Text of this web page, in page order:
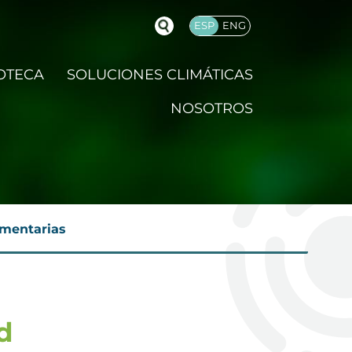
ESP ENG
SOLUCIONES CLIMÁTICAS
NOSOTROS